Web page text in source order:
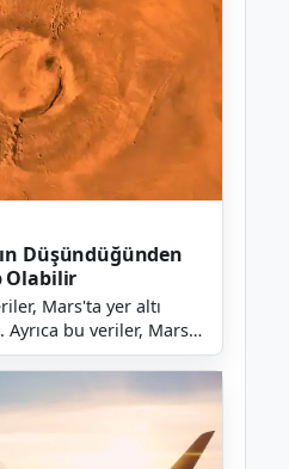
Düşündüğünden
Olabilir
Mars'ta yer altı
bu veriler, Mars
geldi. Uzay ar...